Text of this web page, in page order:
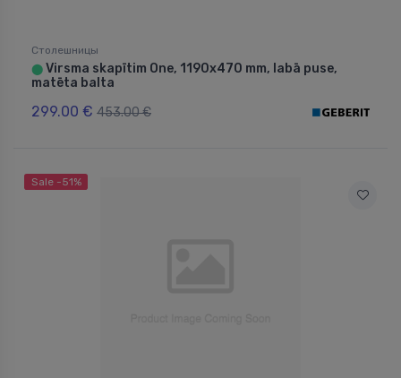
Столешницы
⬤ Virsma skapītim One, 1190x470 mm, labā puse,
matēta balta
299.00 € 453.00 €
Sale -51%